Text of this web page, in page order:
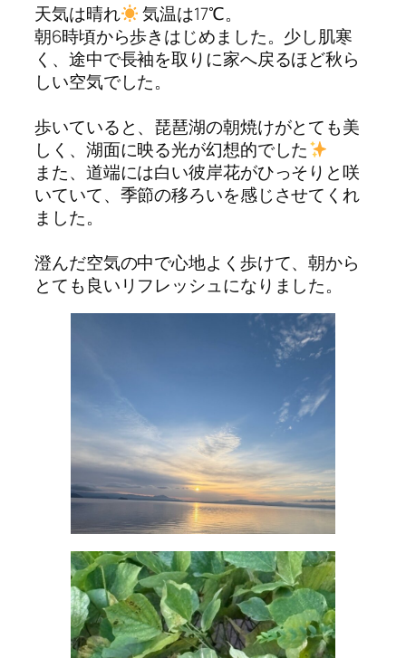
天気は晴れ
気温は17℃。
朝6時頃から歩きはじめました。少し肌寒
く、途中で長袖を取りに家へ戻るほど秋ら
しい空気でした。
歩いていると、琵琶湖の朝焼けがとても美
しく、湖面に映る光が幻想的でした
また、道端には白い彼岸花がひっそりと咲
いていて、季節の移ろいを感じさせてくれ
ました。
澄んだ空気の中で心地よく歩けて、朝から
とても良いリフレッシュになりました。